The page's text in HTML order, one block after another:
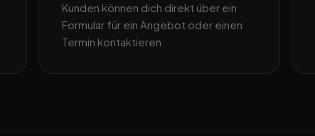
Kunden können dich direkt über ein
Formular für ein Angebot oder einen
Termin kontaktieren.